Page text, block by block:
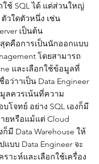
ช้ SQL ได้ แต่ส่วนใหญ่
วใดตัวหนึ่ง เช่น
เป็นต้น
ดคือการเป็นนักออกแบบ
โดยสามารถ
และเลือกใช้ข้อมูลที่
อว่าาเป็น Data Engineer
ลควรเน้นที่ความ
โจทย์ อย่าง SQL เองก็มี
ยหรือแม้แต่ Cloud
มี Data Warehouse ให้
แบบ Data Engineer จะ
ราะห์และเลือกใช้เครื่อง